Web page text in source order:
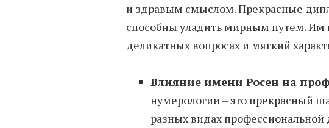
и здравым смыслом. Прекрасные
способны уладить мирным путем. Им
деликатных вопросах и мягкий
Влияние имени Росен на
нумерологии – это прекрасный
разных видах